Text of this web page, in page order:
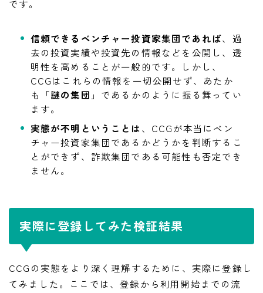
です。
信頼できるベンチャー投資家集団であれば、過
去の投資実績や投資先の情報などを公開し、透
明性を高めることが一般的です。しかし、
CCGはこれらの情報を一切公開せず、あたか
も「謎の集団 」であるかのように振る舞ってい
ます。
実態が不明ということは、CCGが本当にベン
チャー投資家集団であるかどうかを判断するこ
とができず、詐欺集団である可能性も否定でき
ません。
実際に登録してみた検証結果
CCGの実態をより深く理解するために、実際に登録し
てみました。ここでは、登録から利用開始までの流